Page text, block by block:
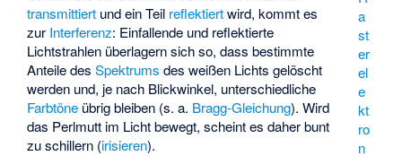
a
st
er
el
e
kt
ro
n
transmittiert und ein Teil reflektiertwird, kommt es
zur Interferenz: Einfallende und reflektierte
Lichtstrahlen überlagern sich so, dass bestimmte
Anteile desSpektrums des weißen Lichts gelöscht
werden und, je nach Blickwinkel, unterschiedliche
Farbtöne übrig bleiben (s. a. Bragg-Gleichung). Wird
das Perlmutt im Licht bewegt, scheint es daher bunt
zu schillern (irisieren).